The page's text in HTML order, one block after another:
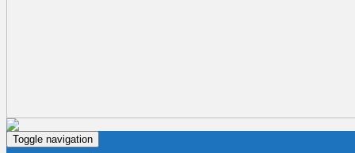
Toggle navigation